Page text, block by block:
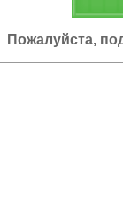
Пожалуйста,